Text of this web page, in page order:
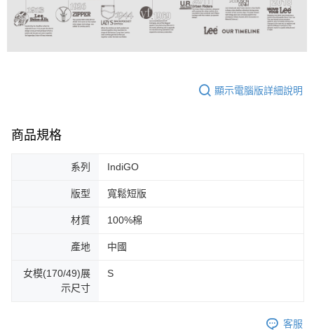
顯示電腦版詳細說明
商品規格
系列 IndiGO
版型 寬鬆短版
材質 100%棉
產地 中國
女模(170/49)展
示尺寸
S
客服